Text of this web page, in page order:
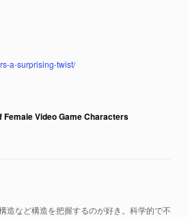
a-surprising-twist/
Video Game Characters
造など構造を把握するのが好き。科学的で不